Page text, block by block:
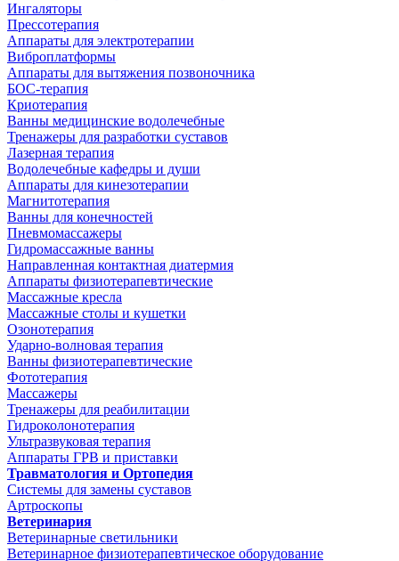
Ингаляторы
Прессотерапия
Аппараты для электротерапии
Виброплатформы
Аппараты для вытяжения позвоночника
БОС-терапия
Криотерапия
Ванны медицинские водолечебные
Тренажеры для разработки суставов
Лазерная терапия
Водолечебные кафедры и души
Аппараты для кинезотерапии
Магнитотерапия
Ванны для конечностей
Пневмомассажеры
Гидромассажные ванны
Направленная контактная диатермия
Аппараты физиотерапевтические
Массажные кресла
Массажные столы и кушетки
Озонотерапия
Ударно-волновая терапия
Ванны физиотерапевтические
Фототерапия
Массажеры
Тренажеры для реабилитации
Гидроколонотерапия
Ультразвуковая терапия
Аппараты ГРВ и приставки
Травматология и Ортопедия
Системы для замены суставов
Артроскопы
Ветеринария
Ветеринарные светильники
Ветеринарное физиотерапевтическое оборудование